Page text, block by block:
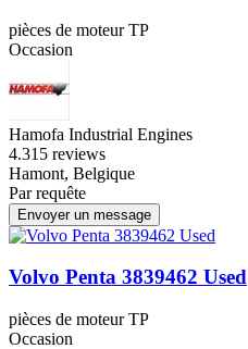
pièces de moteur TP
Occasion
Hamofa Industrial Engines
4.315 reviews
Hamont, Belgique
Par requête
Envoyer un message
Volvo Penta 3839462 Used
pièces de moteur TP
Occasion